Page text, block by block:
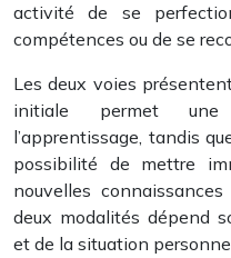
activité de se
compétences ou de se
Les deux voies
initiale permet
l’apprentissage, tandis
possibilité de mettre
nouvelles
deux modalités dépend
et de la situation